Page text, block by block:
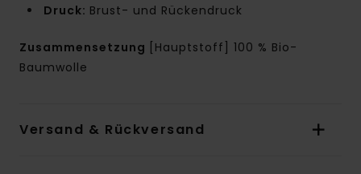
Druck: Brust- und Rückendruck
Zusammensetzung
[Hauptstoff] 100 % Bio-
Baumwolle
Versand & Rückversand